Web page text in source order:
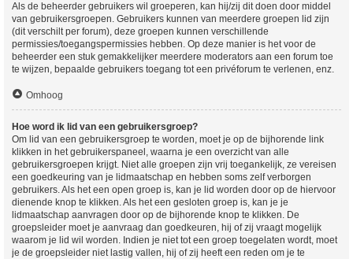
Als de beheerder gebruikers wil groeperen, kan hij/zij dit doen door middel
van gebruikersgroepen. Gebruikers kunnen van meerdere groepen lid zijn
(dit verschilt per forum), deze groepen kunnen verschillende
permissies/toegangspermissies hebben. Op deze manier is het voor de
beheerder een stuk gemakkelijker meerdere moderators aan een forum toe
te wijzen, bepaalde gebruikers toegang tot een privéforum te verlenen, enz.
Omhoog
Hoe word ik lid van een gebruikersgroep?
Om lid van een gebruikersgroep te worden, moet je op de bijhorende link
klikken in het gebruikerspaneel, waarna je een overzicht van alle
gebruikersgroepen krijgt. Niet alle groepen zijn vrij toegankelijk, ze vereisen
een goedkeuring van je lidmaatschap en hebben soms zelf verborgen
gebruikers. Als het een open groep is, kan je lid worden door op de hiervoor
dienende knop te klikken. Als het een gesloten groep is, kan je je
lidmaatschap aanvragen door op de bijhorende knop te klikken. De
groepsleider moet je aanvraag dan goedkeuren, hij of zij vraagt mogelijk
waarom je lid wil worden. Indien je niet tot een groep toegelaten wordt, moet
je de groepsleider niet lastig vallen, hij of zij heeft een reden om je te